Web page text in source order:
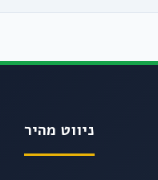
ניווט מהיר